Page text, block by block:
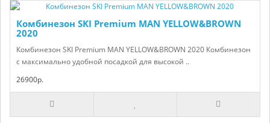
Комбинезон SKI Premium MAN YELLOW&BROWN
2020
Комбинезон SKI Premium MAN YELLOW&BROWN 2020 Комбинезон
с максимально удобной посадкой для высокой ..
26900р.